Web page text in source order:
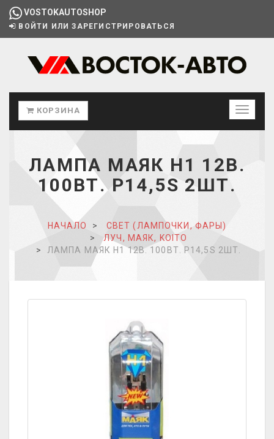
VOSTOKAUTOSHOP
ВОЙТИ ИЛИ ЗАРЕГИСТРИРОВАТЬСЯ
КОРЗИНА
ЛАМПА МАЯК H1 12В.
100ВТ. P14,5S 2ШТ.
НАЧАЛО
СВЕТ (ЛАМПОЧКИ, ФАРЫ)
ЛУЧ, МАЯК, KOITO
ЛАМПА МАЯК H1 12В. 100ВТ. P14,5S 2ШТ.